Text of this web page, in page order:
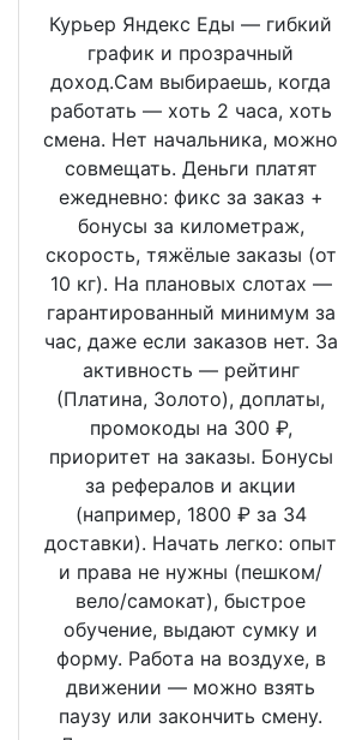
Курьер Яндекс Еды — гибкий
график и прозрачный
доход.Сам выбираешь, когда
работать — хоть 2 часа, хоть
смена. Нет начальника, можно
совмещать. Деньги платят
ежедневно: фикс за заказ +
бонусы за километраж,
скорость, тяжёлые заказы (от
10 кг). На плановых слотах —
гарантированный минимум за
час, даже если заказов нет. За
активность — рейтинг
(Платина, Золото), доплаты,
промокоды на 300 ₽,
приоритет на заказы. Бонусы
за рефералов и акции
(например, 1800 ₽ за 34
доставки). Начать легко: опыт
и права не нужны (пешком/
вело/самокат), быстрое
обучение, выдают сумку и
форму. Работа на воздухе, в
движении — можно взять
паузу или закончить смену.